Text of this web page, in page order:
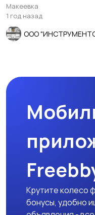
Россия.
Макеевка
1 год назад
Крутите колесо
бонусы, удобно